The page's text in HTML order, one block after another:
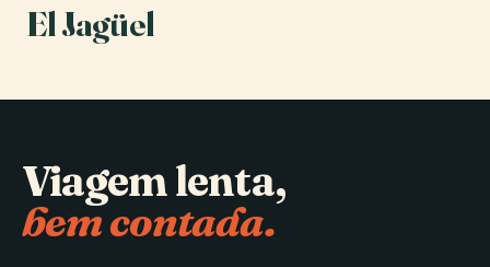
El Jagüel
Viagem lenta,
bem contada.